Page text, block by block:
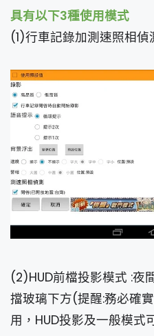
具有以下3種使用模式
(1)行車記錄加測速照相偵
(2)HUD前檔投影模式 :夜
擋玻璃下方(提醒:務必確
用，HUD投影及一般模式